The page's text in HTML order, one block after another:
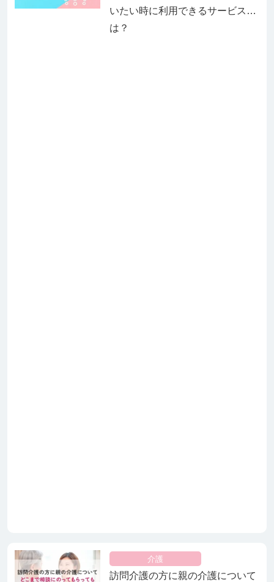
いたい時に利用できるサービス
は？
介護
訪問介護の方に親の介護について